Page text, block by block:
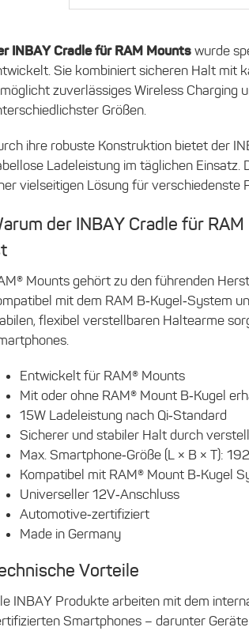
INBAY Cradle für RAM Mounts wurde
Sie kombiniert sicheren Halt mit
zuverlässiges Wireless
Größen.
ihre robuste Konstruktion bietet der
Ladeleistung im täglichen
vielseitigen Lösung für verschiedenste
der INBAY Cradle für
Mounts gehört zu den führenden
mit dem RAM B‑Kugel‑System
flexibel verstellbaren Haltearme
Entwickelt für RAM® Mounts
Mit oder ohne RAM® Mount B‑Kugel
15W Ladeleistung nach Qi‑Standard
Sicherer und stabiler Halt durch
Max. Smartphone‑Größe (L × B × T):
Kompatibel mit RAM® Mount B‑Kugel
Universeller 12V‑Anschluss
Automotive‑zertifiziert
Made in Germany
Vorteile
INBAY Produkte arbeiten mit dem
Smartphones – darunter